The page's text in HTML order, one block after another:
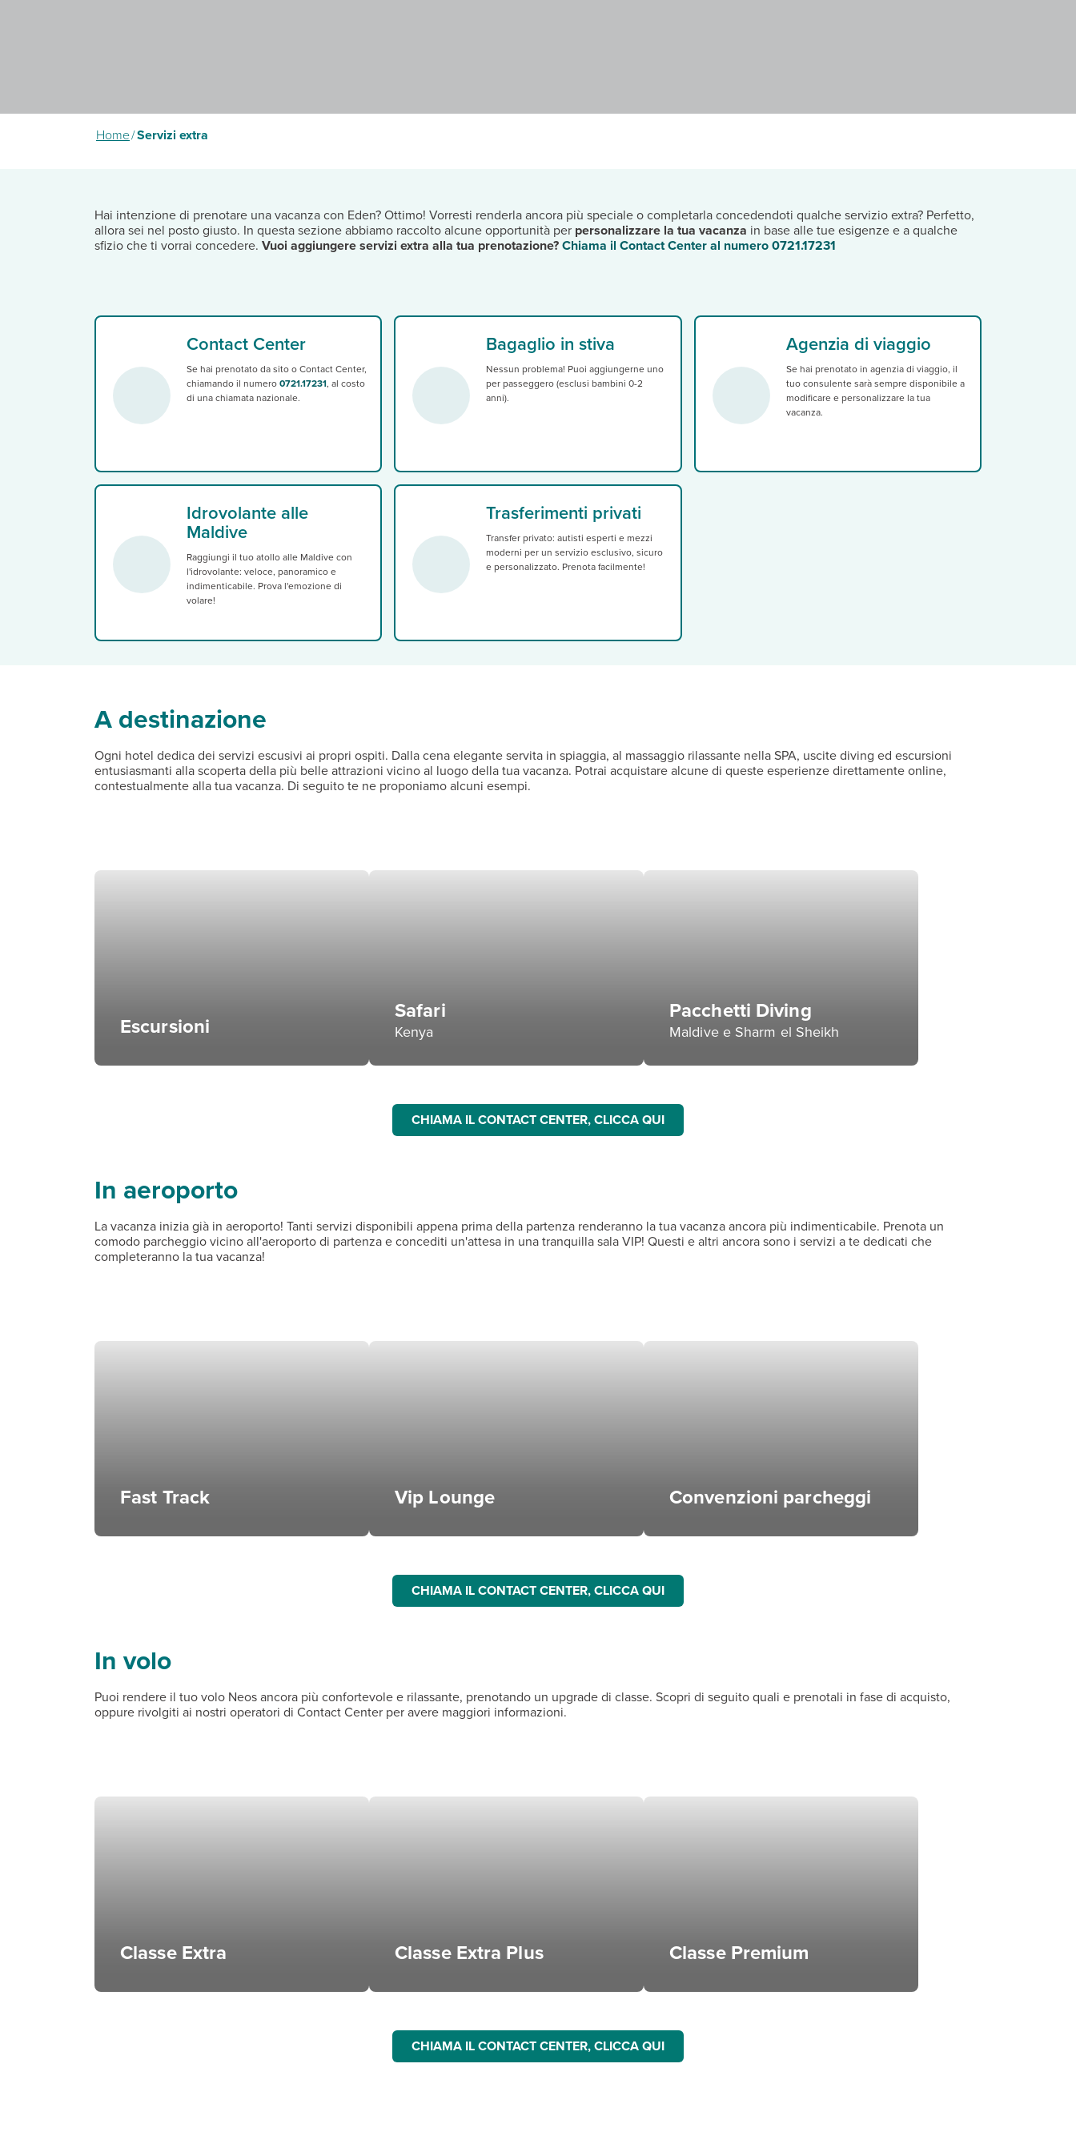
Home/Servizi extra
Hai intenzione di prenotare una vacanza con Eden? Ottimo! Vorresti renderla ancora più speciale o completarla concedendoti qualche servizio extra? Perfetto,
allora sei nel posto giusto. In questa sezione abbiamo raccolto alcune opportunità per personalizzare la tua vacanza in base alle tue esigenze e a qualche
sfizio che ti vorrai concedere. Vuoi aggiungere servizi extra alla tua prenotazione?Chiama il Contact Center al numero 0721.17231
Contact Center
Se hai prenotato da sito o Contact Center,
chiamando il numero0721.17231, al costo
di una chiamata nazionale.
Bagaglio in stiva
Nessun problema! Puoi aggiungerne uno
per passeggero (esclusi bambini 0-2
anni).
Agenzia di viaggio
Se hai prenotato in agenzia di viaggio, il
tuo consulente sarà sempre disponibile a
modificare e personalizzare la tua
vacanza.
Idrovolante alle
Maldive
Raggiungi il tuo atollo alle Maldive con
l'idrovolante: veloce, panoramico e
indimenticabile. Prova l'emozione di
volare!
Trasferimenti privati
Transfer privato: autisti esperti e mezzi
moderni per un servizio esclusivo, sicuro
e personalizzato. Prenota facilmente!
A destinazione
Ogni hotel dedica dei servizi escusivi ai propri ospiti. Dalla cena elegante servita in spiaggia, al massaggio rilassante nella SPA, uscite diving ed escursioni
entusiasmanti alla scoperta della più belle attrazioni vicino al luogo della tua vacanza. Potrai acquistare alcune di queste esperienze direttamente online,
contestualmente alla tua vacanza. Di seguito te ne proponiamo alcuni esempi.
Escursioni
Safari
Kenya
Pacchetti Diving
Maldive e Sharm el Sheikh
CHIAMA IL CONTACT CENTER, CLICCA QUI
In aeroporto
La vacanza inizia già in aeroporto! Tanti servizi disponibili appena prima della partenza renderanno la tua vacanza ancora più indimenticabile. Prenota un
comodo parcheggio vicino all'aeroporto di partenza e concediti un'attesa in una tranquilla sala VIP! Questi e altri ancora sono i servizi a te dedicati che
completeranno la tua vacanza!
Fast Track Vip Lounge Convenzioni parcheggi
CHIAMA IL CONTACT CENTER, CLICCA QUI
In volo
Puoi rendere il tuo volo Neos ancora più confortevole e rilassante, prenotando un upgrade di classe. Scopri di seguito quali e prenotali in fase di acquisto,
oppure rivolgiti ai nostri operatori di Contact Center per avere maggiori informazioni.
Classe Extra Classe Extra Plus Classe Premium
CHIAMA IL CONTACT CENTER, CLICCA QUI